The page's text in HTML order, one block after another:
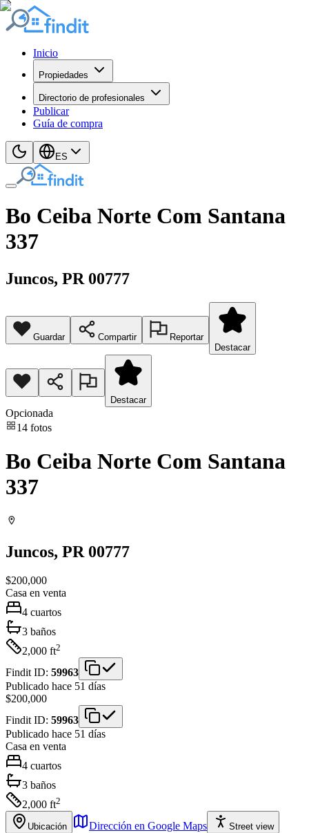
Inicio
Propiedades
Directorio de profesionales
Publicar
Guía de compra
ES
Bo Ceiba Norte Com Santana
337
Juncos, PR 00777
Guardar Compartir
Reportar
Destacar
Destacar
Opcionada
14 fotos
Bo Ceiba Norte Com Santana
337
Juncos, PR 00777
$200,000
Casa en venta
4 cuartos
3 baños
2,000 ft2
Findit ID: 59963
Publicado hace 51 días
$200,000
Findit ID: 59963
Publicado hace 51 días
Casa en venta
4 cuartos
3 baños
2,000 ft2
Ubicación Dirección en Google Maps Street view